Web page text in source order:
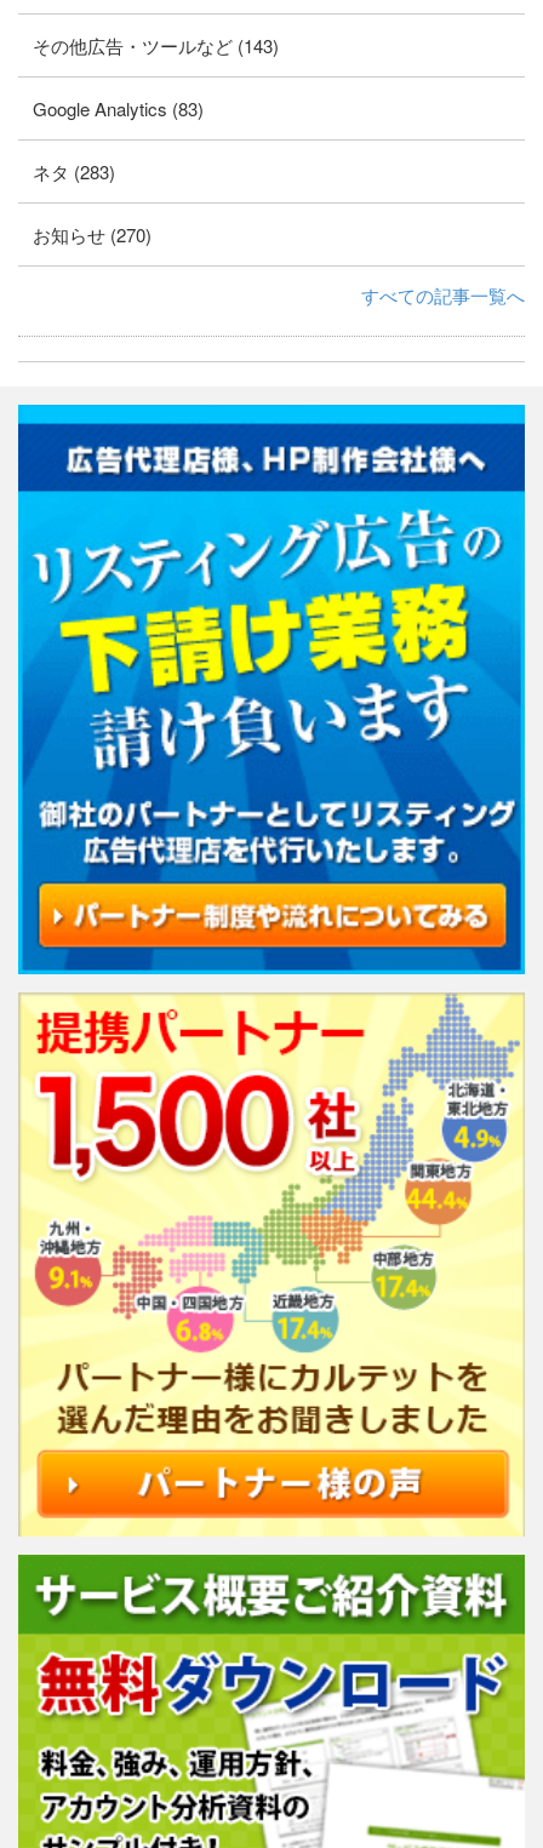
その他広告・ツールなど (143)
Google Analytics (83)
ネタ (283)
お知らせ (270)
すべての記事一覧へ